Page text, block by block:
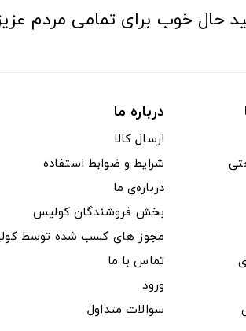
حال خوب برای تمامی مردم
درباره ما
ارسال کالا
شرایط و ضوابط استفاده
درباره‌ی ما
بخش فروشندگان کولیس
مجوز های کسب شده توسط
تماس با ما
ورود
سوالات متداول